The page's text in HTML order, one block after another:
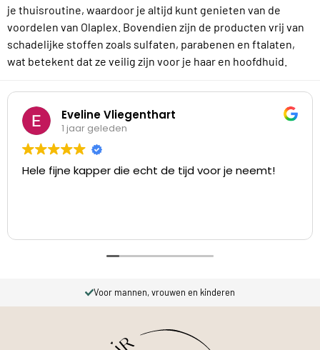
je thuisroutine, waardoor je altijd kunt genieten van de
voordelen van Olaplex. Bovendien zijn de producten vrij van
schadelijke stoffen zoals sulfaten, parabenen en ftalaten,
wat betekent dat ze veilig zijn voor je haar en hoofdhuid.
Eveline Vliegenthart
1 jaar geleden
Hele fijne kapper die echt de tijd voor je neemt!
Voor mannen, vrouwen en kinderen